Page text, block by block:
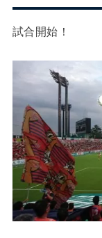
試合開始！